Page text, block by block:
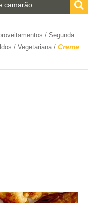
/ Segunda
/ Vegetariana/ Creme